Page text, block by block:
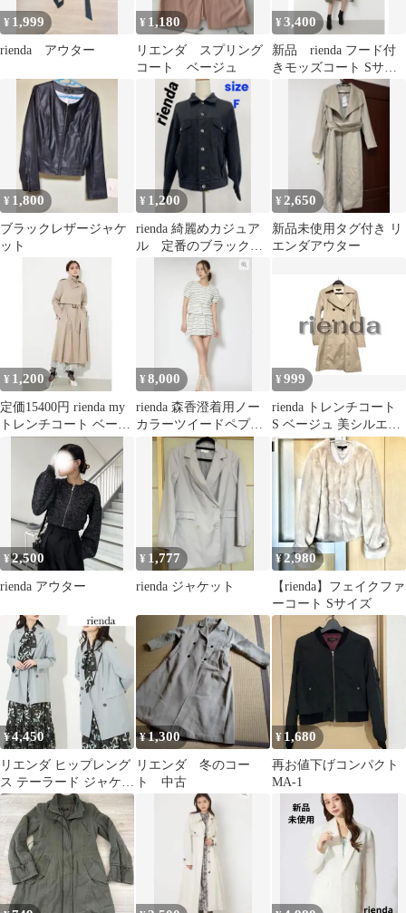
¥ 1,999
rienda アウター
¥ 1,180
リエンダ スプリング
コート ベージュ
¥3,400
新品 rienda フード付
きモッズコート Sサイ
ズ カーキ
¥ 1,800
ブラックレザージャケ
ット
¥ 1,200
rienda 綺麗めカジュア
ル 定番のブラックカ
ラー GジャンF【中
¥2,650
新品未使用タグ付き リ
エンダアウター
¥ 1,200
定価15400円 rienda my
トレンチコート ベージ
ュ アウター 春 M
¥8,000
rienda 森香澄着用ノー
カラーツイードペプラ
ムジャケットセットア
¥999
rienda トレンチコート
S ベージュ 美シルエッ
ト 春秋 アウター
¥2,500
rienda アウター
¥ 1,777
rienda ジャケット
¥2,980
【rienda】フェイクファ
ーコート Sサイズ
¥4,450
リエンダ ヒップレング
ス テーラード ジャケッ
ト ミント
¥1,300
リエンダ 冬のコー
ト 中古
¥ 1,680
再お値下げコンパクト
MA-1